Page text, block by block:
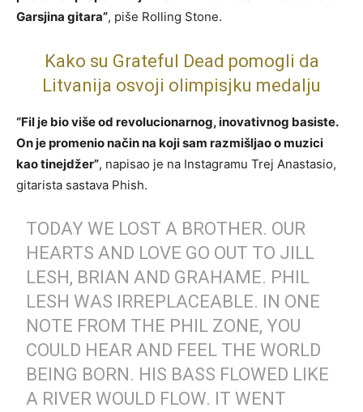
Garsjina gitara”, piše Rolling Stone.
Kako su Grateful Dead pomogli da
Litvanija osvoji olimpisjku medalju
“Fil je bio više od revolucionarnog, inovativnog basiste.
On je promenio način na koji sam razmišljao o muzici
kao tinejdžer”, napisao je na Instagramu Trej Anastasio,
gitarista sastava Phish.
TODAY WE LOST A BROTHER. OUR
HEARTS AND LOVE GO OUT TO JILL
LESH, BRIAN AND GRAHAME. PHIL
LESH WAS IRREPLACEABLE. IN ONE
NOTE FROM THE PHIL ZONE, YOU
COULD HEAR AND FEEL THE WORLD
BEING BORN. HIS BASS FLOWED LIKE
A RIVER WOULD FLOW. IT WENT